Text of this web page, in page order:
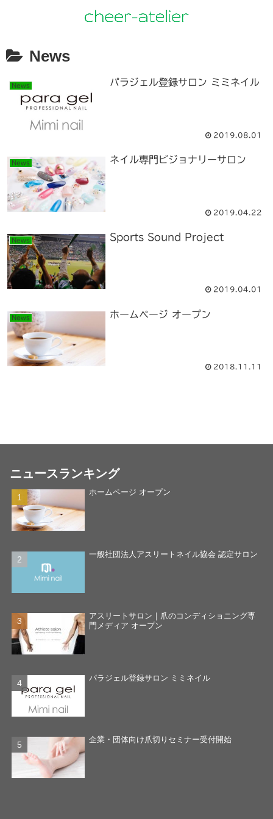
News
News パラジェル登録サロン ミミネイル
2019.08.01
News ネイル専門ビジョナリーサロン
2019.04.22
News Sports Sound Project
2019.04.01
News ホームページ オープン
2018.11.11
ニュースランキング
ホームページ オープン
一般社団法人アスリートネイル協会 認定サロン
アスリートサロン｜爪のコンディショニング専
門メディア オープン
パラジェル登録サロン ミミネイル
企業・団体向け爪切りセミナー受付開始